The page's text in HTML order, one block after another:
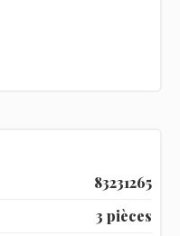
83231265
3 pièces